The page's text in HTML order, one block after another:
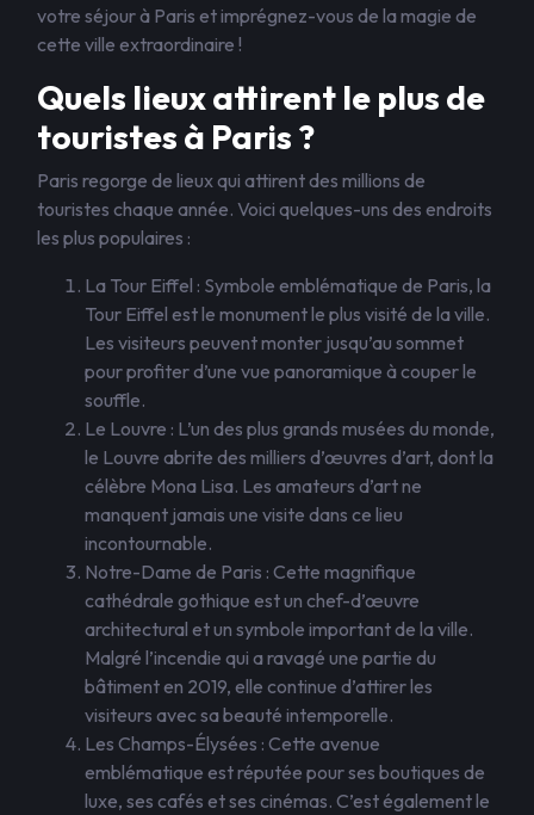
votre séjour à Paris et imprégnez-vous de la magie de
cette ville extraordinaire !
Quels lieux attirent le plus de
touristes à Paris ?
Paris regorge de lieux qui attirent des millions de
touristes chaque année. Voici quelques-uns des endroits
les plus populaires :
La Tour Eiffel : Symbole emblématique de Paris, la
Tour Eiffel est le monument le plus visité de la ville.
Les visiteurs peuvent monter jusqu’au sommet
pour profiter d’une vue panoramique à couper le
souffle.
Le Louvre : L’un des plus grands musées du monde,
le Louvre abrite des milliers d’œuvres d’art, dont la
célèbre Mona Lisa. Les amateurs d’art ne
manquent jamais une visite dans ce lieu
incontournable.
Notre-Dame de Paris : Cette magnifique
cathédrale gothique est un chef-d’œuvre
architectural et un symbole important de la ville.
Malgré l’incendie qui a ravagé une partie du
bâtiment en 2019, elle continue d’attirer les
visiteurs avec sa beauté intemporelle.
Les Champs-Élysées : Cette avenue
emblématique est réputée pour ses boutiques de
luxe, ses cafés et ses cinémas. C’est également le